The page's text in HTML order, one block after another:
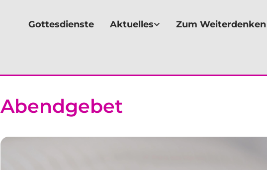
Gottesdienste Aktuelles Zum Weiterdenken
Abendgebet